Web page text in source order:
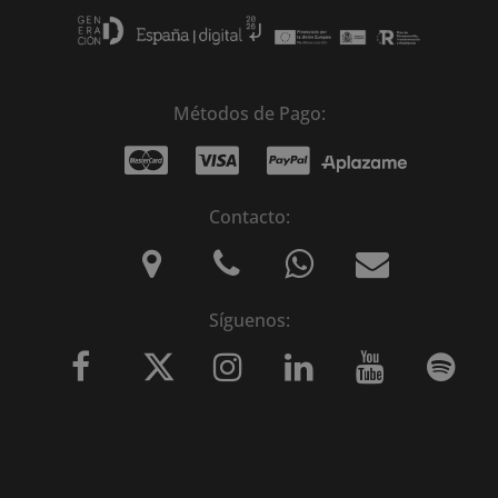
Métodos de Pago:
Contacto:
Síguenos: